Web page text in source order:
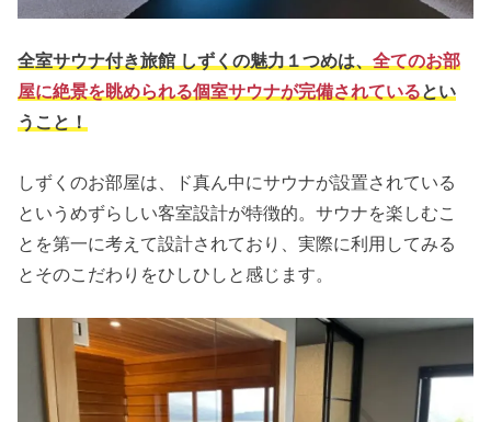
全室サウナ付き旅館 しずくの魅力１つめは、全てのお部
屋に絶景を眺められる個室サウナが完備されているとい
うこと！
しずくのお部屋は、ド真ん中にサウナが設置されている
というめずらしい客室設計が特徴的。サウナを楽しむこ
とを第一に考えて設計されており、実際に利用してみる
とそのこだわりをひしひしと感じます。